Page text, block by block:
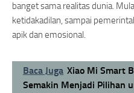
banget sama realitas dunia.
ketidakadilan, sampai
apik dan emosional.
Baca Juga Xiao Mi Smart
Semakin Menjadi Pilihan